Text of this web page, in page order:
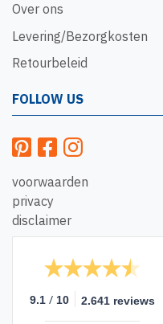
Over ons
Levering/Bezorgkosten
Retourbeleid
FOLLOW US
voorwaarden
privacy
disclaimer
9.1 / 10 2.641 reviews